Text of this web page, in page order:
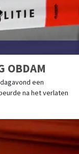
OBDAM
een
na het verlaten